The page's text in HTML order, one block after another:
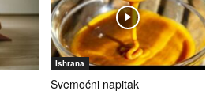
Ishrana
Svemoćni napitak